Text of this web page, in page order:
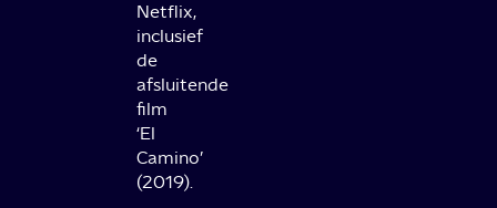
Netflix,
inclusief
de
afsluitende
film
‘El
Camino’
(2019).